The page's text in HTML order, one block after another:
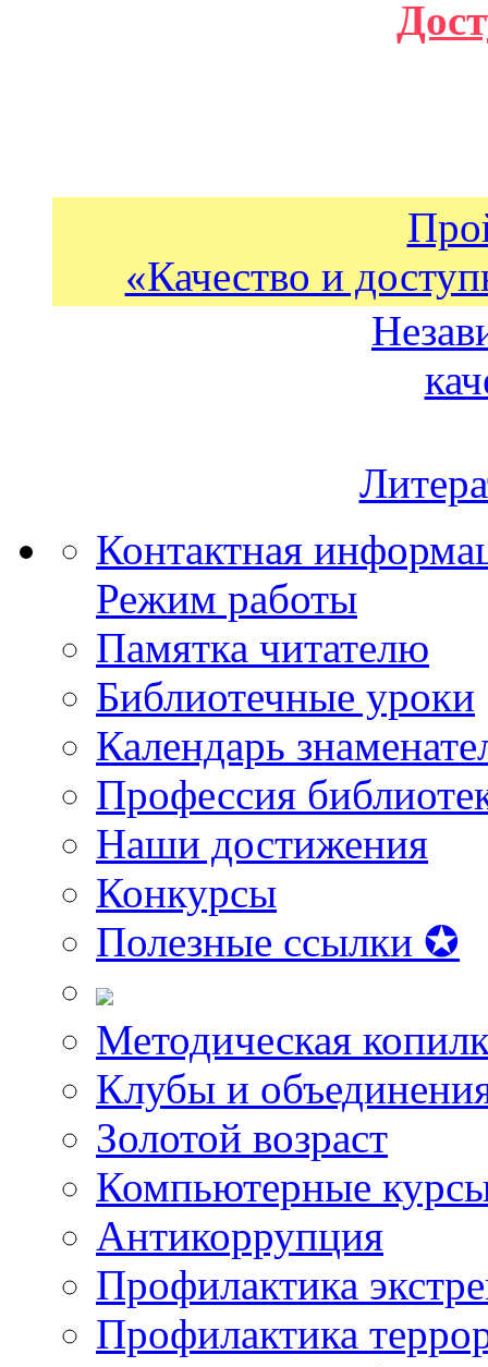
«Качество и
Контактная
Режим работы
Памятка читателю
Библиотечные уроки
Календарь
Профессия
Наши достижения
Конкурсы
Полезные ссылки ✪
Методическая
Клубы и
Золотой возраст
Компьютерные
Антикоррупция
Профилактика
Профилактика